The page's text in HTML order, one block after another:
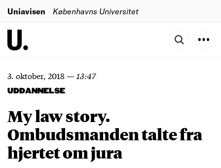
Uniavisen Københavns Universitet
3. oktober, 2018— 13:47
UDDANNELSE
My law story.
Ombudsmanden talte fra
hjertet om jura